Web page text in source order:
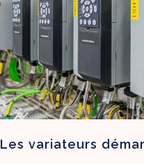
Les variateurs